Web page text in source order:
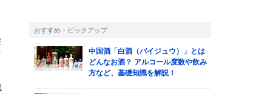
おすすめ・ピックアップ
中国酒「白酒（バイジュウ）」とは
どんなお酒？ アルコール度数や飲み
方など、基礎知識を解説！